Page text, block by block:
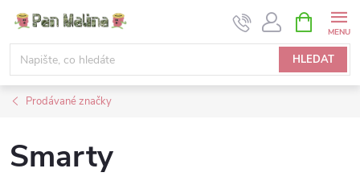
Přejít
obsah
HLEDAT
NÁKUPNÍ
KOŠÍK
Prodávané značky
Smarty